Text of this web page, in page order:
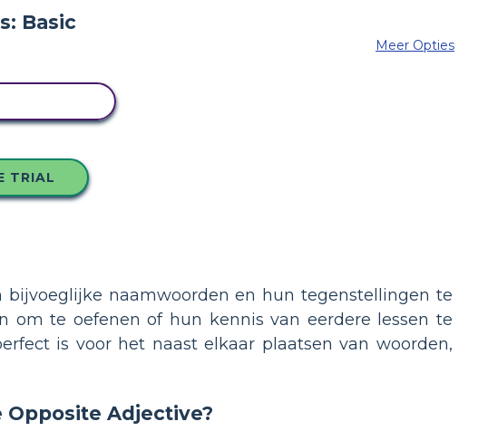
Meer Opties
TRIAL
naamwoorden en hun tegenstellingen te
om te oefenen of hun kennis van eerdere lessen te
is voor het naast elkaar plaatsen van woorden,